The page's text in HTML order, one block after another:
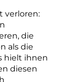
verloren:
die
als die
hielt ihnen
diesen